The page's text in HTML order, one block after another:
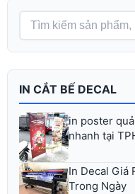
IN CẮT BẾ DECAL
in poster
nhanh tại
In Decal Giá
Trong Ngày